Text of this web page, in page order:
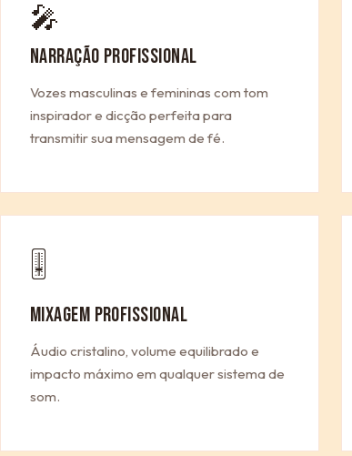
🎤
NARRAÇÃO PROFISSIONAL
Vozes masculinas e femininas com tom
inspirador e dicção perfeita para
transmitir sua mensagem de fé.
🎚
MIXAGEM PROFISSIONAL
Áudio cristalino, volume equilibrado e
impacto máximo em qualquer sistema de
som.